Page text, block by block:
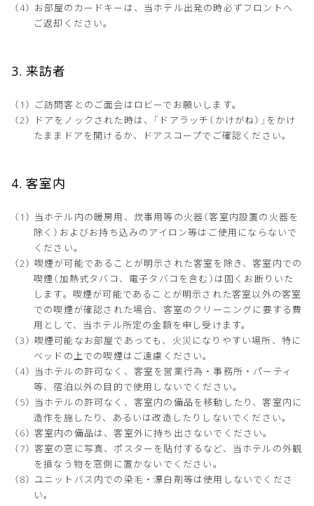
お部屋のカードキーは、当ホテル出発の時必ずフロントへ
ご返却ください。
3. 来訪者
ご訪問客とのご面会はロビーでお願いします。
ドアをノックされた時は、「ドアラッチ（かけがね）」をかけ
たままドアを開けるか、ドアスコープでご確認ください。
4. 客室内
当ホテル内の暖房用、炊事用等の火器（客室内設置の火器を
除く）およびお持ち込みのアイロン等はご使用にならないで
ください。
喫煙が可能であることが明示された客室を除き、客室内での
喫煙（加熱式タバコ、電子タバコを含む）は固くお断りいた
します。喫煙が可能であることが明示された客室以外の客室
での喫煙が確認された場合、客室のクリーニングに要する費
用として、当ホテル所定の金額を申し受けます。
喫煙可能なお部屋であっても、火災になりやすい場所、特に
ベッドの上での喫煙はご遠慮ください。
当ホテルの許可なく、客室を営業行為・事務所・パーティ
等、宿泊以外の目的で使用しないでください。
当ホテルの許可なく、客室内の備品を移動したり、客室内に
造作を施したり、あるいは改造したりしないでください。
客室内の備品は、客室外に持ち出さないでください。
客室の窓に写真、ポスターを貼付するなど、当ホテルの外観
を損なう物を窓側に置かないでください。
ユニットバス内での染毛・漂白剤等は使用しないでくださ
い。